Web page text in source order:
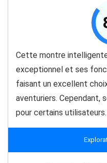
Cette montre
exceptionnel et ses
faisant un excellent
aventuriers. Cependant,
pour certains utilisateurs.